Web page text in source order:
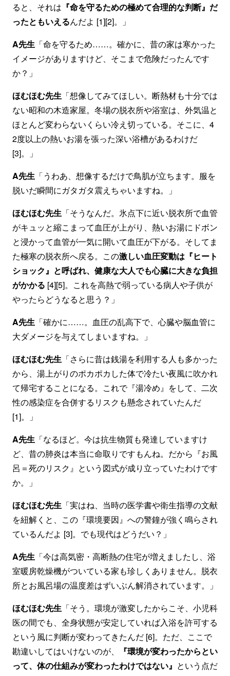
ると、それは 『命を守るための極めて合理的な判断』だ
ったともいえるんだよ [1][2]。」
A先生 「命を守るため……。確かに、昔の家は寒かった
イメージがありますけど、そこまで危険だったんです
か？」
ほむほむ先生 「想像してみてほしい。断熱材も十分では
ない昭和の木造家屋。冬場の脱衣所や浴室は、外気温と
ほとんど変わらないくらい冷え切っている。そこに、4
2度以上の熱いお湯を張った深い浴槽があるわけだ
[3]。」
A先生 「うわあ、想像するだけで鳥肌が立ちます。服を
脱いだ瞬間にガタガタ震えちゃいますね。」
ほむほむ先生 「そうなんだ。氷点下に近い脱衣所で血管
がキュッと縮こまって血圧が上がり、熱いお湯にドボン
と浸かって血管が一気に開いて血圧が下がる。そしてま
た極寒の脱衣所へ戻る。この激しい血圧変動は『ヒート
ショック』と呼ばれ、健康な大人でも心臓に大きな負担
がかかる [4][5]。これを高熱で弱っている病人や子供が
やったらどうなると思う？」
A先生 「確かに……。血圧の乱高下で、心臓や脳血管に
大ダメージを与えてしまいますね。」
ほむほむ先生 「さらに昔は銭湯を利用する人も多かった
から、湯上がりのポカポカした体で冷たい夜風に吹かれ
て帰宅することになる。これで『湯冷め』をして、二次
性の感染症を合併するリスクも懸念されていたんだ
[1]。」
A先生 「なるほど。今は抗生物質も発達していますけ
ど、昔の肺炎は本当に命取りですもんね。だから『お風
呂＝死のリスク』という図式が成り立っていたわけです
か。」
ほむほむ先生 「実はね、当時の医学書や衛生指導の文献
を紐解くと、この『環境要因』への警鐘が強く鳴らされ
ているんだよ [3]。でも現代はどうだい？」
A先生 「今は高気密・高断熱の住宅が増えましたし、浴
室暖房乾燥機がついている家も珍しくありません。脱衣
所とお風呂場の温度差はずいぶん解消されています。」
ほむほむ先生 「そう。環境が激変したからこそ、小児科
医の間でも、全身状態が安定していれば入浴を許可する
という風に判断が変わってきたんだ [6]。ただ、ここで
勘違いしてはいけないのが、
『環境が変わったからとい
って、体の仕組みが変わったわけではない』 という点だ